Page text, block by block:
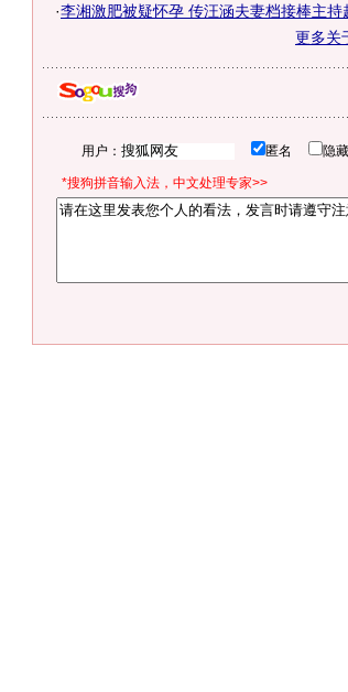
·李湘激肥被疑怀孕 传汪涵夫妻档接棒主持
更多关
用户： 匿名 隐
*搜狗拼音输入法，中文处理专家>>